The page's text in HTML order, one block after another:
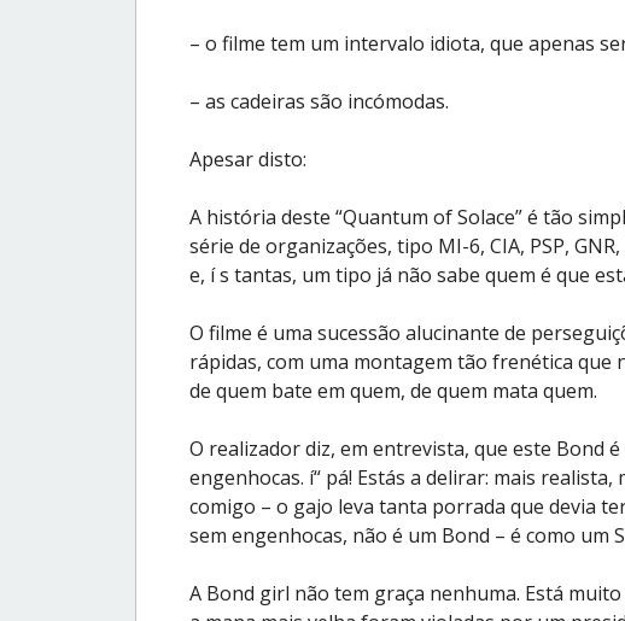
– o filme tem um intervalo idiota, que apenas
– as cadeiras são incómodas.
Apesar disto:
A história deste “Quantum of Solace” é tão
série de organizações, tipo MI-6, CIA, PSP, GNR,
e, í s tantas, um tipo já não sabe quem é que
O filme é uma sucessão alucinante de
rápidas, com uma montagem tão frenética que
de quem bate em quem, de quem mata quem.
O realizador diz, em entrevista, que este Bond
engenhocas. í“ pá! Estás a delirar: mais
comigo – o gajo leva tanta porrada que devia
sem engenhocas, não é um Bond – é como um
A Bond girl não tem graça nenhuma. Está